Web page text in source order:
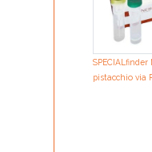
pistacchio via